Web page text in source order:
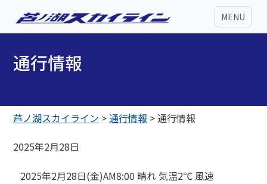
MENU
通行情報
芦ノ湖スカイライン >通行情報 >通行情報
2025年2月28日
2025年2月28日(金)AM8:00 晴れ 気温2℃ 風速